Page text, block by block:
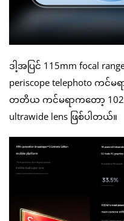
ဒါ့အပြင် 115mm focal
periscope telephoto ကင်
တတိယ ကင်မရာကတော့
ultrawide lens ဖြစ်ပါတယ်။